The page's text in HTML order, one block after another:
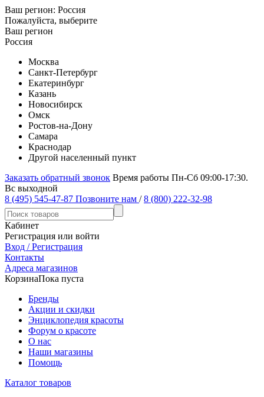
Ваш регион: Россия
Пожалуйста, выберите
Ваш регион
Россия
Москва
Санкт-Петербург
Екатеринбург
Казань
Новосибирск
Омск
Ростов-на-Дону
Самара
Краснодар
Другой населенный пункт
Заказать обратный звонок Время работы Пн-Сб 09:00-17:30.
Вс выходной
8 (495) 545-47-87 Позвоните нам / 8 (800) 222-32-98
Кабинет
Регистрация или войти
Вход / Регистрация
Контакты
Адреса магазинов
КорзинаПока пуста
Бренды
Акции и скидки
Энциклопедия красоты
Форум о красоте
О нас
Наши магазины
Помощь
Каталог товаров